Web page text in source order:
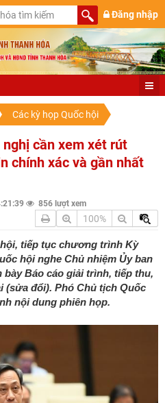
Đăng nhập
Các kỳ họp Quốc hội
cần xem xét rút
chính xác và gần nhất
856 lượt xem
100%
tiếp tục chương trình Kỳ
hội nghe Chủ nhiệm Ủy ban
Báo cáo giải trình, tiếp thu,
(sửa đổi). Phó Chủ tịch Quốc
nội dung phiên họp.